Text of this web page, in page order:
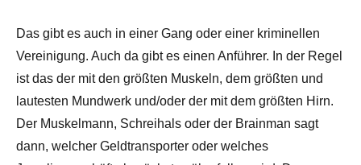
Das gibt es auch in einer Gang oder einer kriminellen
Vereinigung. Auch da gibt es einen Anführer. In der Regel
ist das der mit den größten Muskeln, dem größten und
lautesten Mundwerk und/oder der mit dem größten Hirn.
Der Muskelmann, Schreihals oder der Brainman sagt
dann, welcher Geldtransporter oder welches